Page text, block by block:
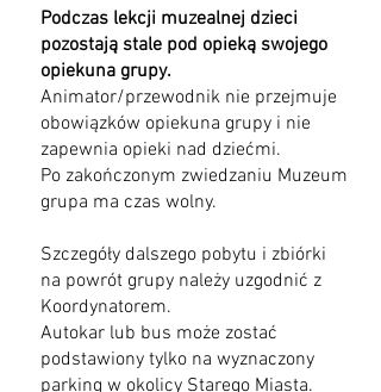
Podczas lekcji muzealnej dzieci
pozostają stale pod opieką swojego
opiekuna grupy.
Animator/przewodnik nie przejmuje
obowiązków opiekuna grupy i nie
zapewnia opieki nad dziećmi.
Po zakończonym zwiedzaniu Muzeum
grupa ma czas wolny.
Szczegóły dalszego pobytu i zbiórki
na powrót grupy należy uzgodnić z
Koordynatorem.
Autokar lub bus może zostać
podstawiony tylko na wyznaczony
parking w okolicy Starego Miasta.